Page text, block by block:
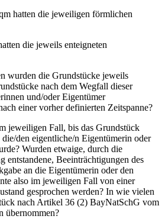
hatten die jeweiligen förmlichen
die jeweils enteigneten
die Grundstücke jeweils
nach dem Wegfall dieser
und/oder Eigentümer
einer vorher definierten Zeitspanne?
jeweiligen Fall, bis das Grundstück
den eigentliche/n Eigentümerin oder
Wurden etwaige, durch die
entstandene, Beeinträchtigungen des
an die Eigentümerin oder den
also im jeweiligen Fall von einer
gesprochen werden? In wie vielen
nach Artikel 36 (2) BayNatSchG vom
übernommen?